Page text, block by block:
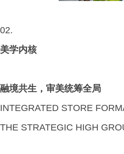
02.
美学内核
融境共生，审美统筹全局
INTEGRATED STORE
THE STRATEGIC HIGH